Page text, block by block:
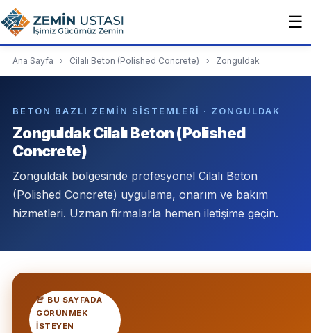
☰
Ana Sayfa › Cilalı Beton (Polished Concrete) › Zonguldak
BETON BAZLI ZEMIN SISTEMLERI · ZONGULDAK
Zonguldak Cilalı Beton (Polished
Concrete)
Zonguldak bölgesinde profesyonel Cilalı Beton
(Polished Concrete) uygulama, onarım ve bakım
hizmetleri. Uzman firmalarla hemen iletişime geçin.
🚨 BU SAYFADA
GÖRÜNMEK
ISTEYEN